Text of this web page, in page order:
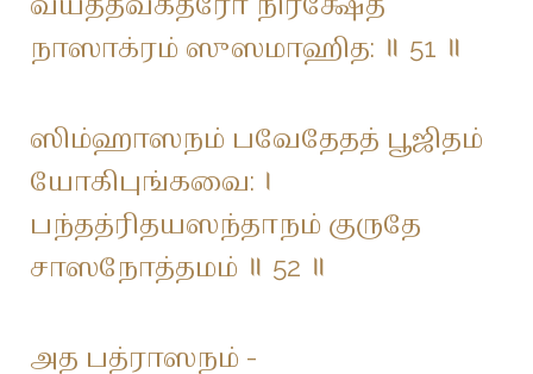
நாஸாக்ரம் ஸுஸமாஹித: ॥ 51 ॥
ஸிம்ஹாஸநம் பவேதேதத் பூஜிதம்
யோகிபுங்கவை: ।
பந்தத்ரிதயஸந்தாநம் குருதே
சாஸநோத்தமம் ॥ 52 ॥
அத பத்ராஸநம் -